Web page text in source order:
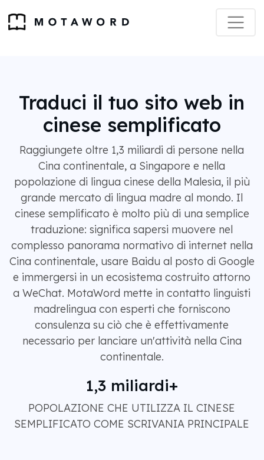
Traduci il tuo sito web in
cinese semplificato
Raggiungete oltre 1,3 miliardi di persone nella
Cina continentale, a Singapore e nella
popolazione di lingua cinese della Malesia, il più
grande mercato di lingua madre al mondo. Il
cinese semplificato è molto più di una semplice
traduzione: significa sapersi muovere nel
complesso panorama normativo di internet nella
Cina continentale, usare Baidu al posto di Google
e immergersi in un ecosistema costruito attorno
a WeChat. MotaWord mette in contatto linguisti
madrelingua con esperti che forniscono
consulenza su ciò che è effettivamente
necessario per lanciare un'attività nella Cina
continentale.
1,3 miliardi+
POPOLAZIONE CHE UTILIZZA IL CINESE
SEMPLIFICATO COME SCRIVANIA PRINCIPALE